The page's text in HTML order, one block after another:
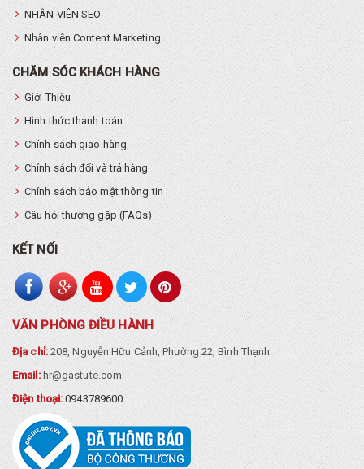
NHÂN VIÊN SEO
Nhân viên Content Marketing
CHĂM SÓC KHÁCH HÀNG
Giới Thiệu
Hình thức thanh toán
Chính sách giao hàng
Chính sách đổi và trả hàng
Chính sách bảo mật thông tin
Câu hỏi thường gặp (FAQs)
KẾT NỐI
VĂN PHÒNG ĐIỀU HÀNH
Địa chỉ:208, Nguyễn Hữu Cảnh, Phường 22, Bình Thạnh
Email: hr@gastute.com
Điện thoại:0943789600